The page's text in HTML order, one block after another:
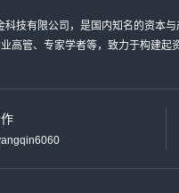
技有限公司，是国内知名的资本
高管、专家学者等，致力于构建起